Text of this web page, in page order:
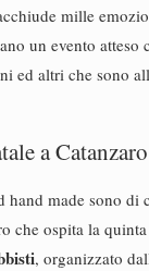
mille
un evento atteso
ed altri che sono
a Catanzaro
hand made sono di
che ospita la
, organizzato